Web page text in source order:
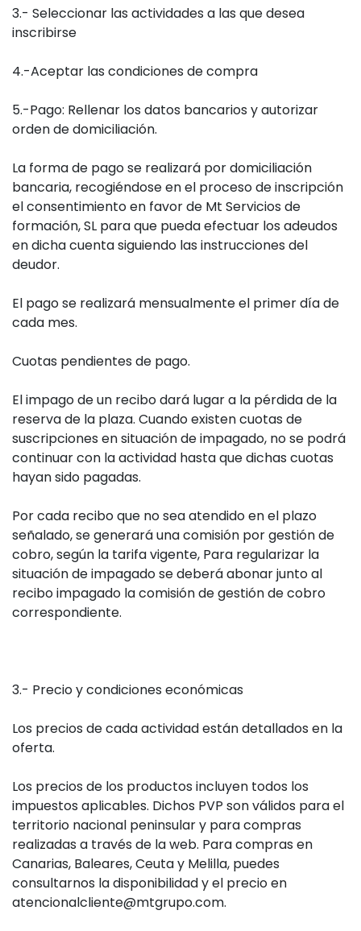
3.- Seleccionar las actividades a las que desea
inscribirse
4.-Aceptar las condiciones de compra
5.-Pago: Rellenar los datos bancarios y autorizar
orden de domiciliación.
La forma de pago se realizará por domiciliación
bancaria, recogiéndose en el proceso de inscripción
el consentimiento en favor de Mt Servicios de
formación, SL para que pueda efectuar los adeudos
en dicha cuenta siguiendo las instrucciones del
deudor.
El pago se realizará mensualmente el primer día de
cada mes.
Cuotas pendientes de pago.
El impago de un recibo dará lugar a la pérdida de la
reserva de la plaza. Cuando existen cuotas de
suscripciones en situación de impagado, no se podrá
continuar con la actividad hasta que dichas cuotas
hayan sido pagadas.
Por cada recibo que no sea atendido en el plazo
señalado, se generará una comisión por gestión de
cobro, según la tarifa vigente, Para regularizar la
situación de impagado se deberá abonar junto al
recibo impagado la comisión de gestión de cobro
correspondiente.
3.- Precio y condiciones económicas
Los precios de cada actividad están detallados en la
oferta.
Los precios de los productos incluyen todos los
impuestos aplicables. Dichos PVP son válidos para el
territorio nacional peninsular y para compras
realizadas a través de la web. Para compras en
Canarias, Baleares, Ceuta y Melilla, puedes
consultarnos la disponibilidad y el precio en
atencionalcliente@mtgrupo.com.